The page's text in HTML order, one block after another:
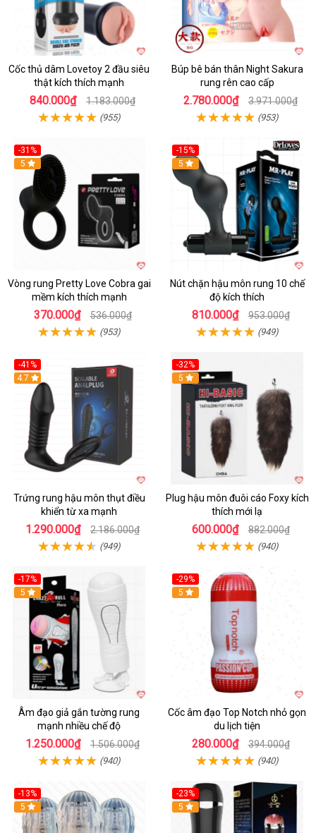
Cốc thủ dâm Lovetoy 2 đầu siêu
thật kích thích mạnh
840.000₫ 1.183.000₫
(955)
Búp bê bán thân Night Sakura
rung rên cao cấp
2.780.000₫ 3.971.000₫
(953)
-31%
5
Vòng rung Pretty Love Cobra gai
mềm kích thích mạnh
370.000₫ 536.000₫
(953)
-15%
Hot
5
Nút chặn hậu môn rung 10 chế
độ kích thích
810.000₫ 953.000₫
(949)
-41%
Hot
4.7
Trứng rung hậu môn thụt điều
khiển từ xa mạnh
1.290.000₫ 2.186.000₫
(949)
-32%
Hot
5
Plug hậu môn đuôi cáo Foxy kích
thích mới lạ
600.000₫ 882.000₫
(940)
-17%
5
Âm đạo giả gắn tường rung
mạnh nhiều chế độ
1.250.000₫ 1.506.000₫
(940)
-29%
5
Cốc âm đạo Top Notch nhỏ gọn
du lịch tiện
280.000₫ 394.000₫
(940)
-13%
Hot
5
-23%
5